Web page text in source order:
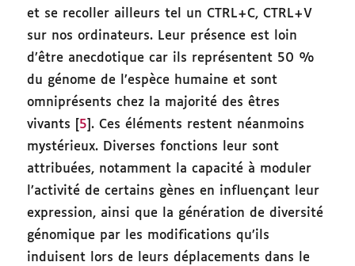
et se recoller ailleurs tel un CTRL+C, CTRL+V
sur nos ordinateurs. Leur présence est loin
d’être anecdotique car ils représentent 50 %
du génome de l’espèce humaine et sont
omniprésents chez la majorité des êtres
vivants [ 5 ]. Ces éléments restent néanmoins
mystérieux. Diverses fonctions leur sont
attribuées, notamment la capacité à moduler
l’activité de certains gènes en influençant leur
expression, ainsi que la génération de diversité
génomique par les modifications qu’ils
induisent lors de leurs déplacements dans le